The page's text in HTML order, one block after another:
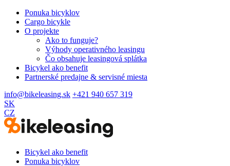
Ponuka bicyklov
Cargo bicykle
O projekte
Ako to funguje?
Výhody operativného leasingu
Čo obsahuje leasingová splátka
Bicykel ako benefit
Partnerské predajne & servisné miesta
info@bikeleasing.sk +421 940 657 319
SK
CZ
Bicykel ako benefit
Ponuka bicyklov